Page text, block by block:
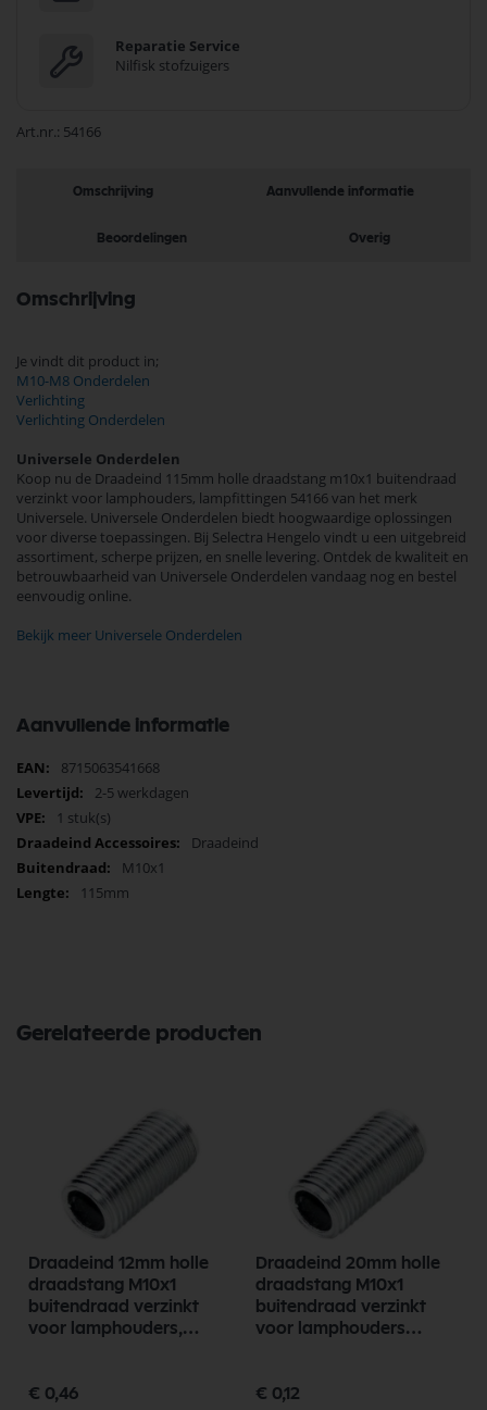
Reparatie Service
Nilfisk stofzuigers
Art.nr. 54166
Omschrijving Aanvullende informatie
Beoordelingen Overig
Omschrijving
Je vindt dit product in;
M10-M8 Onderdelen
Verlichting
Verlichting Onderdelen
Universele Onderdelen
Koop nu de Draadeind 115mm holle draadstang m10x1 buitendraad
verzinkt voor lamphouders, lampfittingen 54166 van het merk
Universele. Universele Onderdelen biedt hoogwaardige oplossingen
voor diverse toepassingen. Bij Selectra Hengelo vindt u een uitgebreid
assortiment, scherpe prijzen, en snelle levering. Ontdek de kwaliteit en
betrouwbaarheid van Universele Onderdelen vandaag nog en bestel
eenvoudig online.
Bekijk meer Universele Onderdelen
Aanvullende informatie
Meer
informatie
8715063541668
2-5 werkdagen
1 stuk(s)
Draadeind
M10x1
115mm
Gerelateerde producten
Draadeind 12mm holle
draadstang M10x1
buitendraad verzinkt
voor lamphouders,
€ 0,46
Draadeind 20mm holle
draadstang M10x1
buitendraad verzinkt
voor lamphouders
€ 0,12